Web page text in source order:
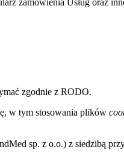
zamówienia Usług oraz
zgodnie z RODO.
w tym stosowania plików
sp. z o.o.) z siedzibą